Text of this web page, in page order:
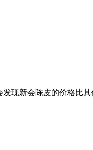
现新会陈皮的价格比